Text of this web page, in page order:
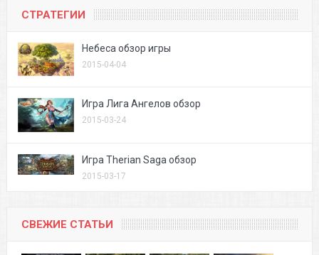
СТРАТЕГИИ
Небеса обзор игры
2015-04-04
Игра Лига Ангелов обзор
2015-03-24
Игра Therian Saga обзор
2015-03-17
СВЕЖИЕ СТАТЬИ